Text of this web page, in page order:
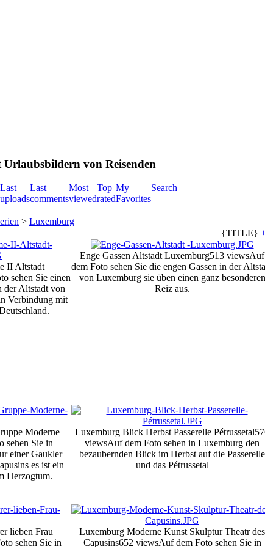
von Reisenden
Last
uploads
Last
comments
Most
viewed
Top
rated
My
Favorites
Search
> Luxemburg
{TITLE}
II Altstadt
sehen Sie einen
der Altstadt von
Verbindung mit
Enge Gassen Altstadt Luxemburg513 viewsAuf
dem Foto sehen Sie die engen Gassen in der
von Luxemburg sie üben einen ganz besonderen
Reiz aus.
Moderne
sehen Sie in
einer Gaukler
es ist ein
Herzogtum.
Luxemburg Blick Herbst Passerelle Pétrussetal
viewsAuf dem Foto sehen in Luxemburg den
bezaubernden Blick im Herbst auf die Passerelle
und das Pétrussetal
lieben Frau
sehen Sie in
Luxemburg Moderne Kunst Skulptur Theatr des
Capusins652 viewsAuf dem Foto sehen Sie in